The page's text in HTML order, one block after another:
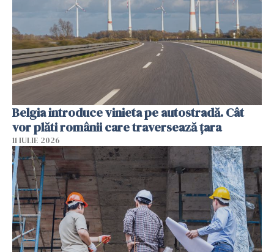
Belgia introduce vinieta pe autostradă. Cât
vor plăti românii care traversează țara
11 IULIE 2026